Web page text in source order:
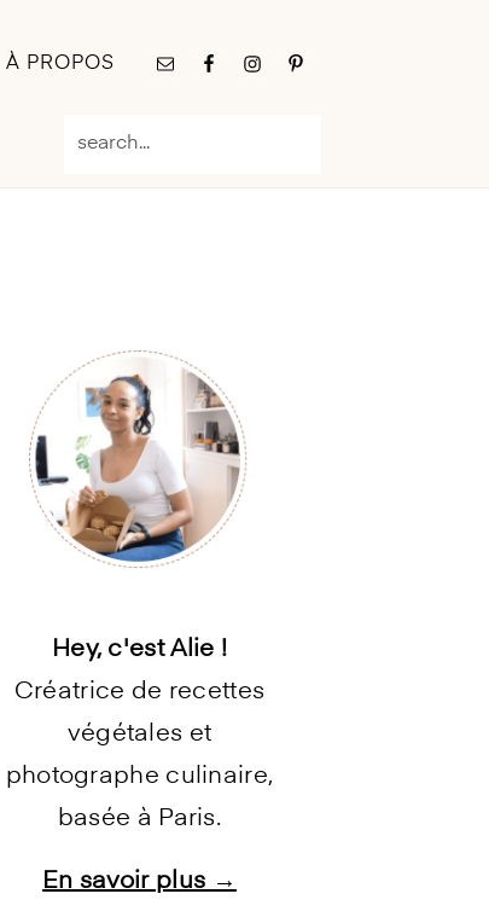
À PROPOS
Social
Menu
Hey, c'est Alie !
Créatrice de recettes
végétales et
photographe culinaire,
basée à Paris.
En savoir plus →